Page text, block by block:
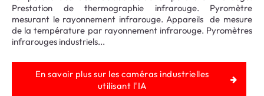
Prestation de thermographie infrarouge. Pyromètre
mesurant le rayonnement infrarouge. Appareils de mesure
de la température par rayonnement infrarouge. Pyromètres
infrarouges industriels...
En savoir plus sur les caméras industrielles
utilisant l'IA